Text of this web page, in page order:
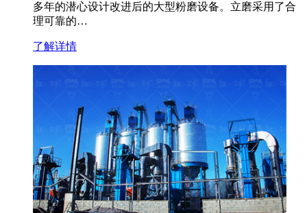
多年的潜心设计改进后的大型粉磨设备。立磨采用了合
理可靠的…
了解详情